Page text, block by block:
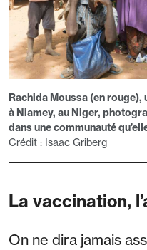
Rachida Moussa (en
à Niamey, au Niger,
dans une communauté
Crédit : Isaac Griberg
La vaccination,
On ne dira jamais